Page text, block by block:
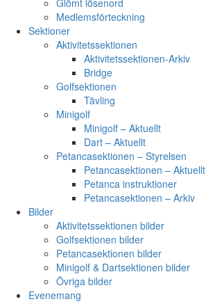
Glömt lösenord
Medlemsförteckning
Sektioner
Aktivitetssektionen
Aktivitetssektionen-Arkiv
Bridge
Golfsektionen
Tävling
Minigolf
Minigolf – Aktuellt
Dart – Aktuellt
Petancasektionen – Styrelsen
Petancasektionen – Aktuellt
Petanca instruktioner
Petancasektionen – Arkiv
Bilder
Aktivitetssektionen bilder
Golfsektionen bilder
Petancasektionen bilder
Minigolf & Dartsektionen bilder
Övriga bilder
Evenemang